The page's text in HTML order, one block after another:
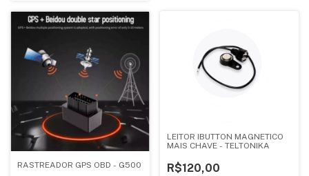
RASTREADOR GPS OBD - G500
LEITOR IBUTTON MAGNETICO
MAIS CHAVE - TELTONIKA
R$120,00